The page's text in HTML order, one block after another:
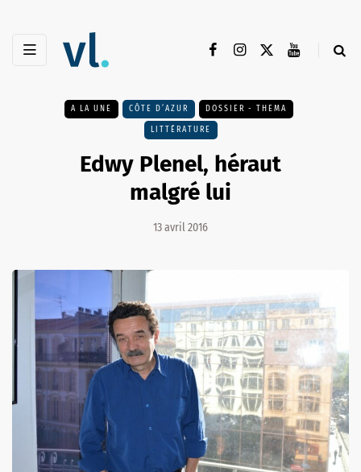
A LA UNE CÔTE D’AZUR DOSSIER - THEMA
LITTÉRATURE
Edwy Plenel, héraut
malgré lui
13 avril 2016